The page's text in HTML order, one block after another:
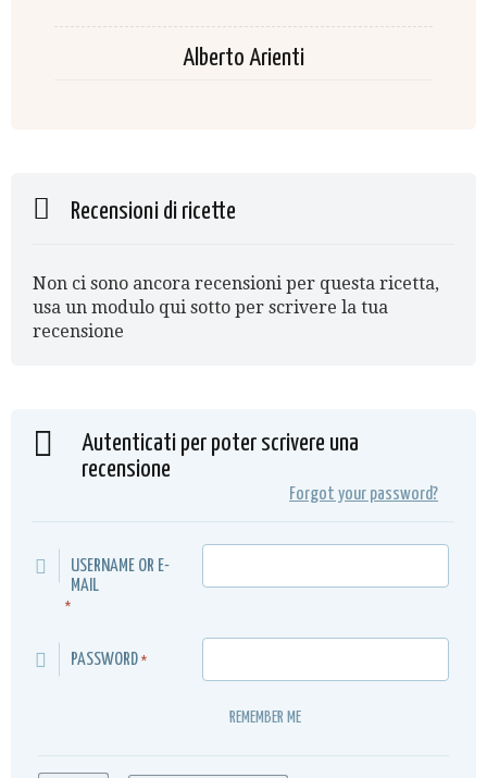
Alberto Arienti
Recensioni di ricette
Non ci sono ancora recensioni per questa ricetta,
usa un modulo qui sotto per scrivere la tua
recensione
Autenticati per poter scrivere una
recensione
Forgot your password?
USERNAME OR E-
MAIL
*
PASSWORD *
REMEMBER ME